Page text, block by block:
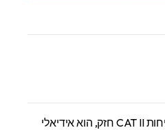
ה-Siglent SP3050A הוא אוסצילוסקופ פסיבי בעל רוחב פס גבוה ו-10X, המיועד למדידות אותות מדויקות עד 500 מגה-הרץ. עם מבנה קומפקטי, קיבול קלט נמוך ודירוג בטיחות CAT II חזק, הוא אידיאלי